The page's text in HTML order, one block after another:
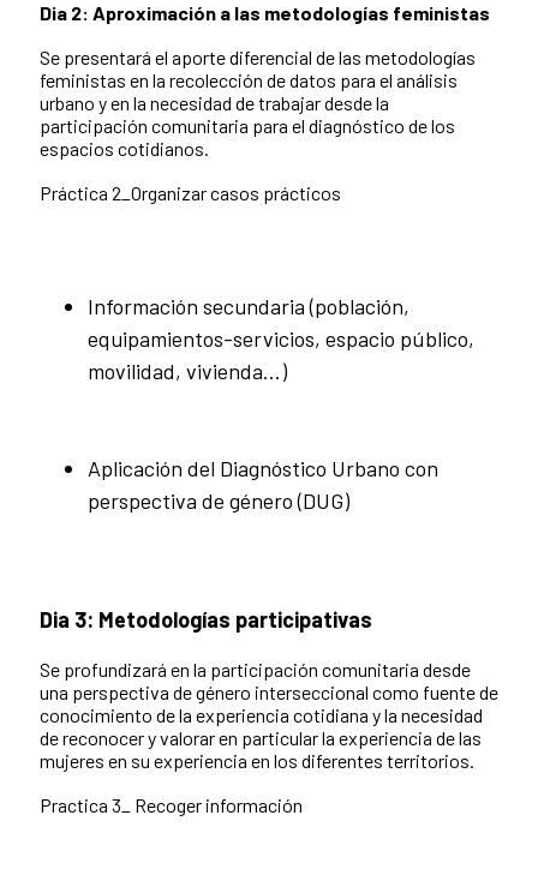
Dia 2: Aproximación a las metodologías feministas
Se presentará el aporte diferencial de las metodologías
feministas en la recolección de datos para el análisis
urbano y en la necesidad de trabajar desde la
participación comunitaria para el diagnóstico de los
espacios cotidianos.
Práctica 2_Organizar casos prácticos
Información secundaria (población,
equipamientos-servicios, espacio público,
movilidad, vivienda…)
Aplicación del Diagnóstico Urbano con
perspectiva de género (DUG)
Dia 3: Metodologías participativas
Se profundizará en la participación comunitaria desde
una perspectiva de género interseccional como fuente de
conocimiento de la experiencia cotidiana y la necesidad
de reconocer y valorar en particular la experiencia de las
mujeres en su experiencia en los diferentes territorios.
Practica 3_ Recoger información